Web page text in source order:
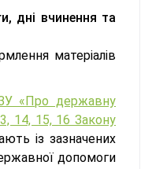
дні вчинення та
матеріалів
ЗУ «Про державну
14, 15, 16 Закону
із зазначених
допомоги